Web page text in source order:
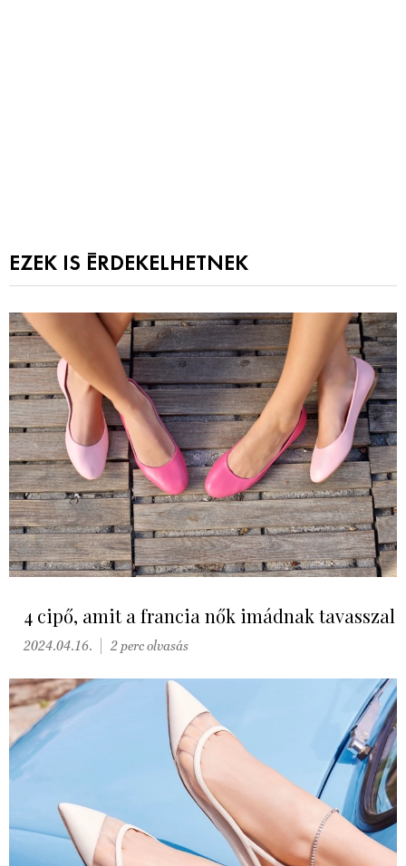
EZEK IS ÉRDEKELHETNEK
4 cipő, amit a francia nők imádnak tavasszal
2024.04.16. 2 perc olvasás